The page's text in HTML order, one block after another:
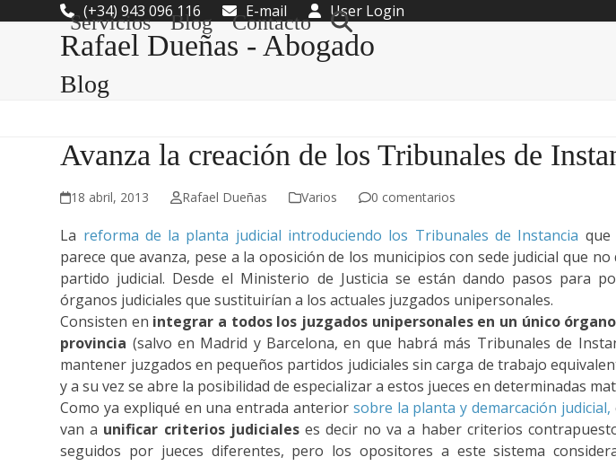
(+34) 943 096 116 E-mail User Login
Rafael Dueñas - Abogado
Servicios Blog Contacto
Blog
Avanza la creación de los Tribunales de
18 abril, 2013 Rafael Dueñas Varios 0 comentarios
La reforma de la planta judicial introduciendo los Tribunales de Instancia que
parece que avanza, pese a la oposición de los municipios con sede judicial que
partido judicial. Desde el Ministerio de Justicia se están dando pasos para
órganos judiciales que sustituirían a los actuales juzgados unipersonales.
Consisten en integrar a todos los juzgados unipersonales en un único
provincia (salvo en Madrid y Barcelona, en que habrá más Tribunales de
mantener juzgados en pequeños partidos judiciales sin carga de trabajo
y a su vez se abre la posibilidad de especializar a estos jueces en determinadas
Como ya expliqué en una entrada anterior sobre la planta y demarcación judicial,
van a unificar criterios judiciales es decir no va a haber criterios
seguidos por jueces diferentes, pero los opositores a este sistema